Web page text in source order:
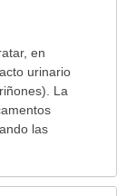
en
urinario
La
las